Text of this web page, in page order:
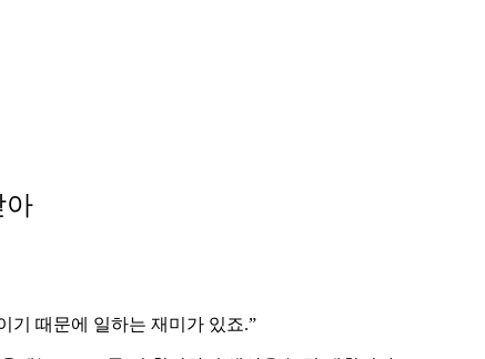
아
기 때문에 일하는 재미가 있죠.”